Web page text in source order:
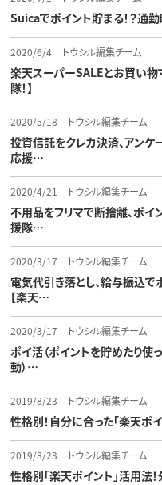
Suicaでポイント貯まる！？通勤
2020/6/4 トウシル編集チーム
楽天スーパーSALEとお買い物
隊！】
2020/5/18 トウシル編集チーム
投資信託をクレカ決済、アンケ
応援…
2020/4/21 トウシル編集チーム
不用品をフリマで断捨離、ポイ
援隊…
2020/3/17 トウシル編集チーム
電気代引き落とし、給与振込で
【楽天…
2020/3/17 トウシル編集チーム
ポイ活（ポイントを貯めたり使
動）…
2019/8/23 トウシル編集チーム
性格別！自分に合った「楽天ポ
2019/8/23 トウシル編集チーム
性格別「楽天ポイント」活用法